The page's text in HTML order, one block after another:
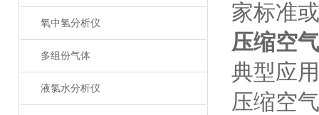
氧中氢分析仪
多组份气体
液氯水分析仪
家标准
压缩空
典型应
压缩空